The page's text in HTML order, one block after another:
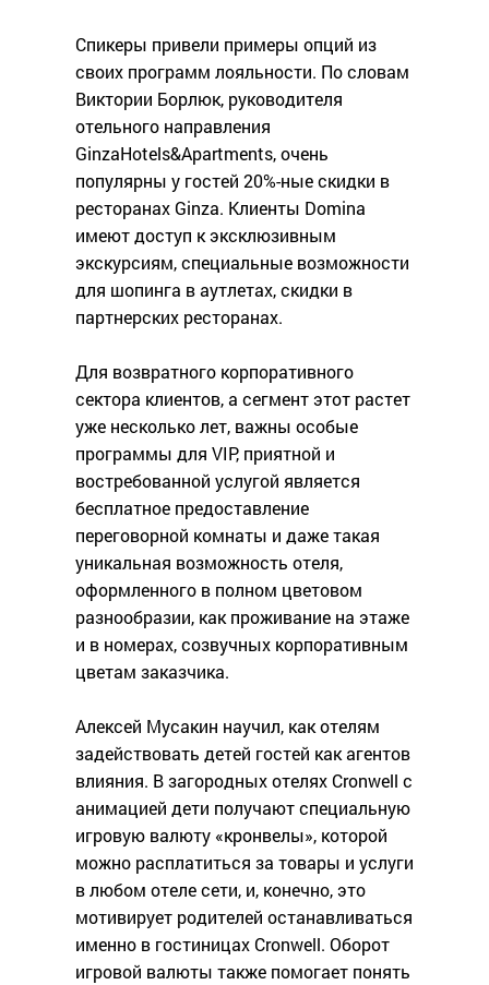
Спикеры привели примеры опций из
своих программ лояльности. По словам
Виктории Борлюк, руководителя
отельного направления
GinzaHotels&Apartments, очень
популярны у гостей 20%-ные скидки в
ресторанах Ginza. Клиенты Domina
имеют доступ к эксклюзивным
экскурсиям, специальные возможности
для шопинга в аутлетах, скидки в
партнерских ресторанах.
Для возвратного корпоративного
сектора клиентов, а сегмент этот растет
уже несколько лет, важны особые
программы для VIP, приятной и
востребованной услугой является
бесплатное предоставление
переговорной комнаты и даже такая
уникальная возможность отеля,
оформленного в полном цветовом
разнообразии, как проживание на этаже
и в номерах, созвучных корпоративным
цветам заказчика.
Алексей Мусакин научил, как отелям
задействовать детей гостей как агентов
влияния. В загородных отелях Cronwell с
анимацией дети получают специальную
игровую валюту «кронвелы», которой
можно расплатиться за товары и услуги
в любом отеле сети, и, конечно, это
мотивирует родителей останавливаться
именно в гостиницах Cronwell. Оборот
игровой валюты также помогает понять